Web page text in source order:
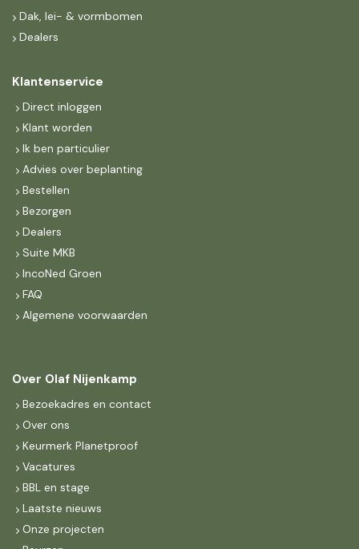
Dak, lei- & vormbomen
Dealers
Klantenservice
Direct inloggen
Klant worden
Ik ben particulier
Advies over beplanting
Bestellen
Bezorgen
Dealers
Suite MKB
IncoNed Groen
FAQ
Algemene voorwaarden
Over Olaf Nijenkamp
Bezoekadres en contact
Over ons
Keurmerk Planetproof
Vacatures
BBL en stage
Laatste nieuws
Onze projecten